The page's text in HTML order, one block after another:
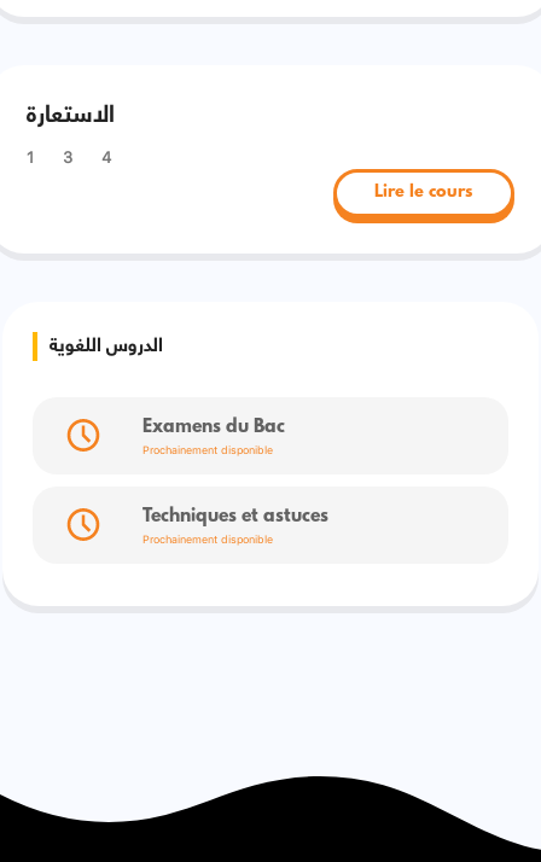
الاستعارة
1 3 4
Lire le cours
الدروس اللغوية
Examens du Bac
Prochainement disponible
Techniques et astuces
Prochainement disponible